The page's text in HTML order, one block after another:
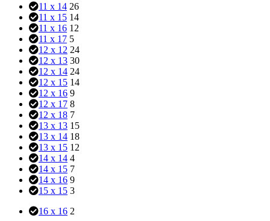
11 x 14 26
11 x 15 14
11 x 16 12
11 x 17 5
12 x 12 24
12 x 13 30
12 x 14 24
12 x 15 14
12 x 16 9
12 x 17 8
12 x 18 7
13 x 13 15
13 x 14 18
13 x 15 12
14 x 14 4
14 x 15 7
14 x 16 9
15 x 15 3
16 x 16 2